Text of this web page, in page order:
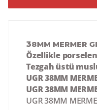
38MM MERMER
Özellikle
Tezgah üstü
UGR 38MM
UGR 38MM
UGR 38MM